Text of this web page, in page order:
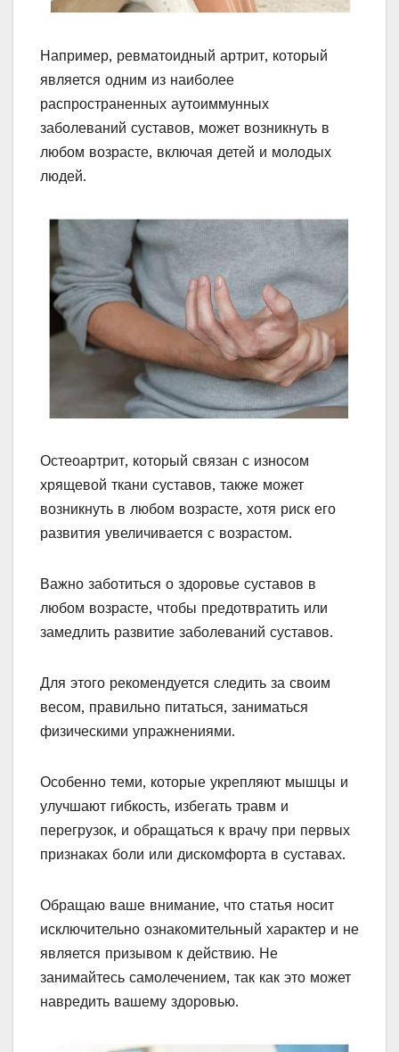
Например, ревматоидный артрит, который
является одним из наиболее
распространенных аутоиммунных
заболеваний суставов, может возникнуть в
любом возрасте, включая детей и молодых
людей.
Остеоартрит, который связан с износом
хрящевой ткани суставов, также может
возникнуть в любом возрасте, хотя риск его
развития увеличивается с возрастом.
Важно заботиться о здоровье суставов в
любом возрасте, чтобы предотвратить или
замедлить развитие заболеваний суставов.
Для этого рекомендуется следить за своим
весом, правильно питаться, заниматься
физическими упражнениями.
Особенно теми, которые укрепляют мышцы и
улучшают гибкость, избегать травм и
перегрузок, и обращаться к врачу при первых
признаках боли или дискомфорта в суставах.
Обращаю ваше внимание, что статья носит
исключительно ознакомительный характер и не
является призывом к действию. Не
занимайтесь самолечением, так как это может
навредить вашему здоровью.